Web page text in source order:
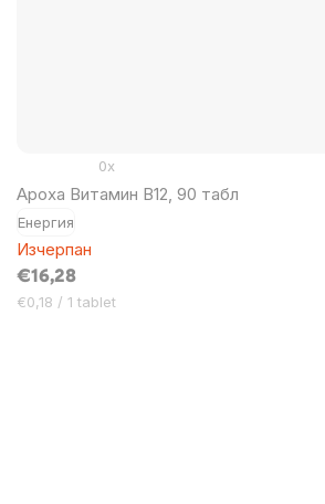
Ароха Витамин В12, 90 табл
Енергия
0x
Изчерпан
€16,28
Цена
€0,18 / 1 tablet